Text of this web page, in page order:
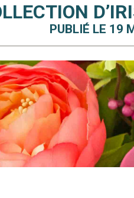
PUBLIÉ LE 19